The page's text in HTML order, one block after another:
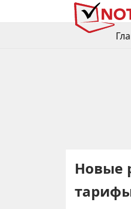
Новые